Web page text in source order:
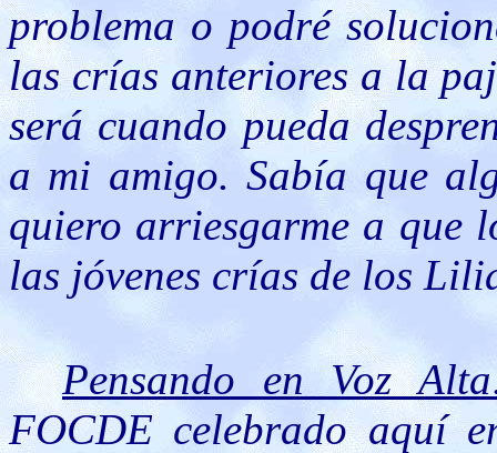
problema o podré
las crías anteriores a la
será cuando pueda
a mi amigo. Sabía que
quiero arriesgarme a que
las jóvenes crías de los
Pensando en Voz
FOCDE celebrado aquí